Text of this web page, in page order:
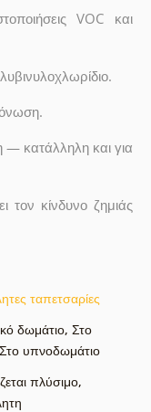
VOC και
— κατάλληλη και για
τον κίνδυνο ζημιάς
ταπετσαρίες
δωμάτιο, Στο
Στο υπνοδωμάτιο
πλύσιμο,